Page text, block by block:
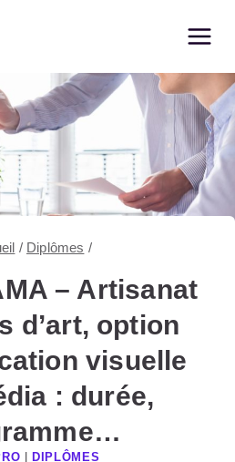
/ Diplômes /
– Artisanat
d’art, option
visuelle
: durée,
DIPLÔMES